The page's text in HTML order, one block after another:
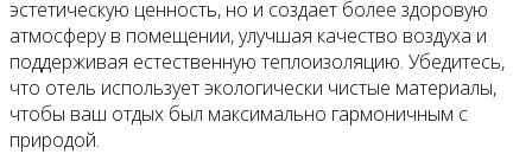
эстетическую ценность, но и создает более здоровую
атмосферу в помещении, улучшая качество воздуха и
поддерживая естественную теплоизоляцию. Убедитесь,
что отель использует экологически чистые материалы,
чтобы ваш отдых был максимально гармоничным с
природой.